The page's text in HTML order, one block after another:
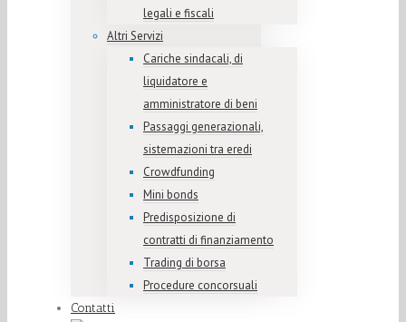
legali e fiscali
Altri Servizi
Cariche sindacali, di
liquidatore e
amministratore di beni
Passaggi generazionali,
sistemazioni tra eredi
Crowdfunding
Mini bonds
Predisposizione di
contratti di finanziamento
Trading di borsa
Procedure concorsuali
Contatti